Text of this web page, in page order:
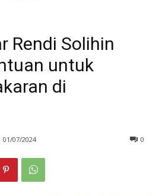
Rendi Solihin
untuk
di
01/07/2024 0